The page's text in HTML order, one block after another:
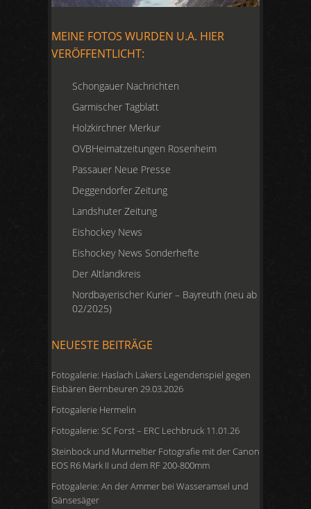
MEINE FOTOS WURDEN U.A. HIER
VERÖFFENTLICHT:
Schongauer Nachrichten
Garmischer Tagblatt
Holzkirchner Merkur
OVBHeimatzeitungen Rosenheim
Passauer Neue Presse
Deggendorfer Zeitung
Landshuter Zeitung
Eishockey News
Eishockey News Sonderhefte
Der Altlandkreis
Nordbayerischer Kurier – Bayreuth (neu ab
02/2025)
NEUESTE BEITRÄGE
Fotogalerie: Haslach Lakers Legendenspiel gegen
Eisbären Bernbeuren 29.03.2026
Fotogalerie Hermelin
Fotogalerie: SC Forst – ERC Lechbruck 11.01.26
Steinbock und Murmeltier Fotografie mit der Canon
EOS R6 Mark II und dem RF 200-800mm
Fotogalerie: An der Ammer bei Wasseramsel und
Gänsesäger